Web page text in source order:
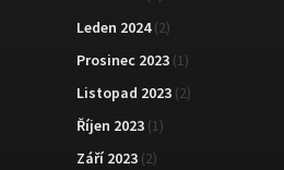
Leden 2024(2)
Prosinec 2023 (1)
Listopad 2023 (2)
Říjen 2023 (1)
Září 2023 (2)